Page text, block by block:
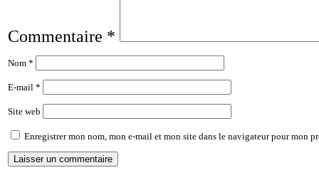
Commentaire *
Nom *
E-mail *
Site web
Enregistrer mon nom, mon e-mail et mon site dans le navigateur pour mon